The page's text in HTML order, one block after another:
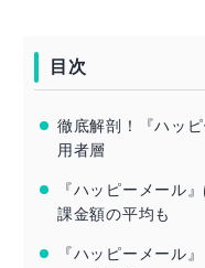
目次
徹底解剖！『ハッ
用者層
『ハッピーメール
課金額の平均も
『ハッピーメー